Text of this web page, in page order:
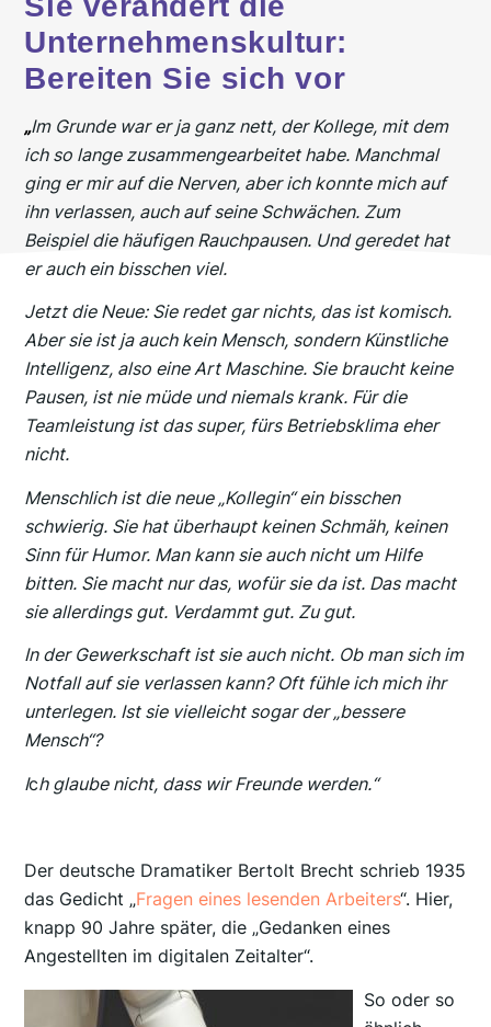
Unternehmenskultur:
Bereiten Sie sich vor
„Im Grunde war er ja ganz nett, der Kollege, mit dem
ich so lange zusammengearbeitet habe. Manchmal
ging er mir auf die Nerven, aber ich konnte mich auf
ihn verlassen, auch auf seine Schwächen. Zum
Beispiel die häufigen Rauchpausen. Und geredet hat
er auch ein bisschen viel.
Jetzt die Neue: Sie redet gar nichts, das ist komisch.
Aber sie ist ja auch kein Mensch, sondern Künstliche
Intelligenz, also eine Art Maschine. Sie braucht keine
Pausen, ist nie müde und niemals krank. Für die
Teamleistung ist das super, fürs Betriebsklima eher
nicht.
Menschlich ist die neue „Kollegin“ ein bisschen
schwierig. Sie hat überhaupt keinen Schmäh, keinen
Sinn für Humor. Man kann sie auch nicht um Hilfe
bitten. Sie macht nur das, wofür sie da ist. Das macht
sie allerdings gut. Verdammt gut. Zu gut.
In der Gewerkschaft ist sie auch nicht. Ob man sich im
Notfall auf sie verlassen kann? Oft fühle ich mich ihr
unterlegen. Ist sie vielleicht sogar der „bessere
Mensch“?
Ich glaube nicht, dass wir Freunde werden.“
Der deutsche Dramatiker Bertolt Brecht schrieb 1935
das Gedicht „Fragen eines lesenden Arbeiters“. Hier,
knapp 90 Jahre später, die „Gedanken eines
Angestellten im digitalen Zeitalter“.
So oder so